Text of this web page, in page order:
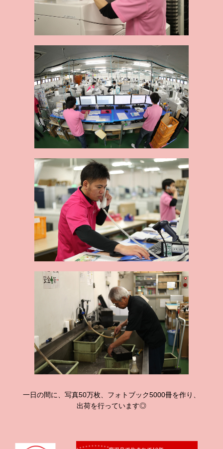
一日の間に、写真50万枚、フォトブック5000冊を作り、
出荷を行っています◎